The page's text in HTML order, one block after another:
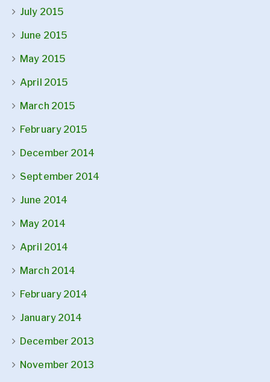
July 2015
June 2015
May 2015
April 2015
March 2015
February 2015
December 2014
September 2014
June 2014
May 2014
April 2014
March 2014
February 2014
January 2014
December 2013
November 2013